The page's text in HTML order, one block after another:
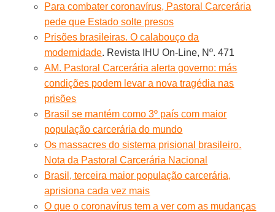
Para combater coronavírus, Pastoral Carcerária
pede que Estado solte presos
Prisões brasileiras. O calabouço da
modernidade. Revista IHU On-Line, Nº. 471
AM. Pastoral Carcerária alerta governo: más
condições podem levar a nova tragédia nas
prisões
Brasil se mantém como 3º país com maior
população carcerária do mundo
Os massacres do sistema prisional brasileiro.
Nota da Pastoral Carcerária Nacional
Brasil, terceira maior população carcerária,
aprisiona cada vez mais
O que o coronavírus tem a ver com as mudanças